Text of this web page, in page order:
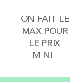
ON FAIT LE
MAX POUR
LE PRIX
MINI !